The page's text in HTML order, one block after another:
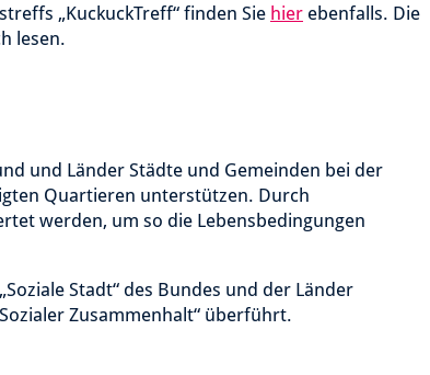
„KuckuckTreff“ finden Sie hier ebenfalls. Die
lesen.
und Länder Städte und Gemeinden bei der
Quartieren unterstützen. Durch
werden, um so die Lebensbedingungen
Stadt“ des Bundes und der Länder
Zusammenhalt“ überführt.